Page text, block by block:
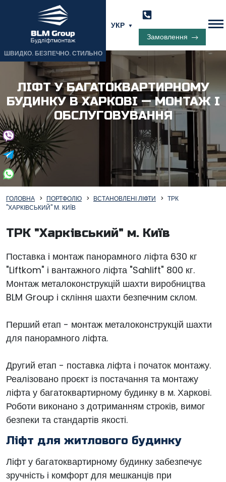
ШВИДКО. БЕЗПЕЧНО. СТИЛЬНО
УКР
Замовлення
ЛІФТ У БАГАТОКВАРТИРНОМУ
БУДИНКУ В ХАРКОВІ — МОНТАЖ І
ОБСЛУГОВУВАННЯ
ГОЛОВНА ПОРТФОЛІО ВСТАНОВЛЕНІ ЛІФТИ
ТРК
"ХАРКІВСЬКИЙ" М. КИЇВ
ТРК "Харківський" м. Київ
Поставка і монтаж панорамного ліфта 630 кг
"Liftkom" і вантажного ліфта "Sahlift" 800 кг.
Монтаж металоконструкцій шахти виробництва
BLM Group і скління шахти безпечним склом.
Перший етап - монтаж металоконструкцій шахти
для панорамного ліфта.
Другий етап - поставка ліфта і початок монтажу.
Реалізовано проєкт із постачання та монтажу
ліфта у багатоквартирному будинку в м. Харкові.
Роботи виконано з дотриманням строків, вимог
безпеки та стандартів якості.
Ліфт для житлового будинку
Ліфт у багатоквартирному будинку забезпечує
зручність і комфорт для мешканців при